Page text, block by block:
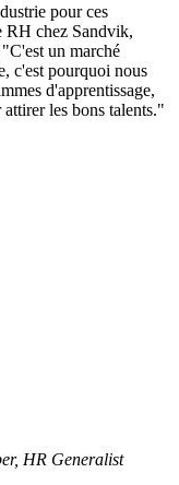
pour ces
RH chez Sandvik,
un marché
c'est pourquoi nous
d'apprentissage,
les bons talents."
HR Generalist